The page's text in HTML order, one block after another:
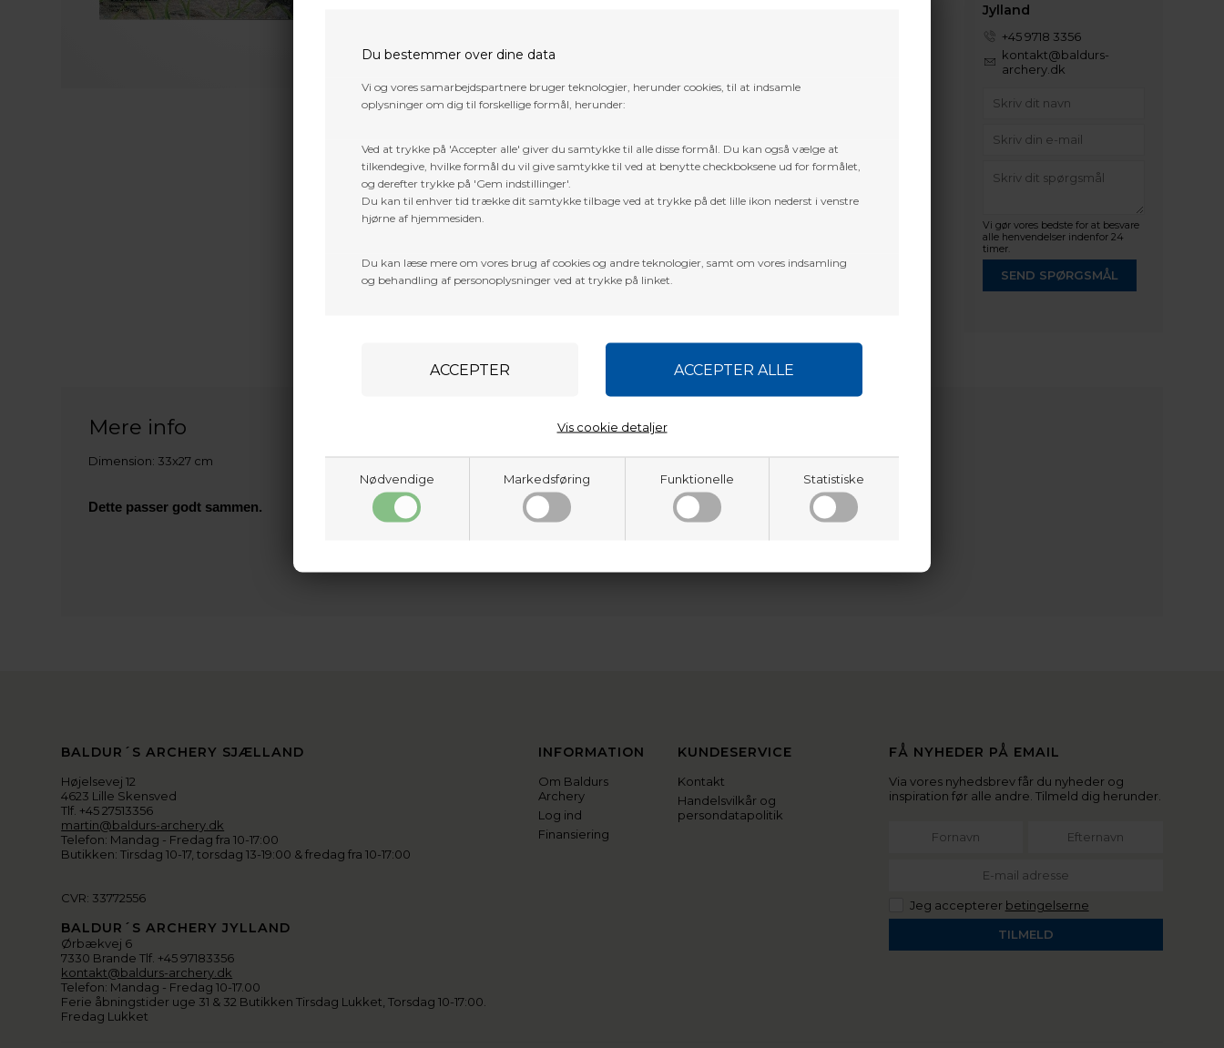
Du bestemmer over dine data
Vi og vores samarbejdspartnere bruger teknologier, herunder cookies, til at indsamle
oplysninger om dig til forskellige formål, herunder:
Ved at trykke på 'Accepter alle' giver du samtykke til alle disse formål. Du kan også vælge at
tilkendegive, hvilke formål du vil give samtykke til ved at benytte checkboksene ud for formålet,
og derefter trykke på 'Gem indstillinger'.
Du kan til enhver tid trække dit samtykke tilbage ved at trykke på det lille ikon nederst i venstre
hjørne af hjemmesiden.
Du kan læse mere om vores brug af cookies og andre teknologier, samt om vores indsamling
og behandling af personoplysninger ved at trykke på linket.
Nødvendige Markedsføring Funktionelle Statistiske
Vis cookie detaljer
Jylland
+45 9718 3356
kontakt@baldurs-
archery.dk
Vi gør vores bedste for at besvare
alle henvendelser indenfor 24
timer.
SEND SPØRGSMÅL
Mere info
Dimension: 33x27 cm
Dette passer godt sammen.
BALDUR´S ARCHERY SJÆLLAND
Højelsevej 12
4623 Lille Skensved
Tlf. +45 27513356
martin@baldurs-archery.dk
Telefon: Mandag - Fredag fra 10-17:00
Butikken: Tirsdag 10-17, torsdag 13-19:00 & fredag fra 10-17:00
CVR: 33772556
BALDUR´S ARCHERY JYLLAND
Ørbækvej 6
7330 Brande Tlf. +45 97183356
kontakt@baldurs-archery.dk
Telefon: Mandag - Fredag 10-17.00
Ferie åbningstider uge 31 & 32 Butikken Tirsdag Lukket, Torsdag 10-17:00.
Fredag Lukket
INFORMATION
Om Baldurs
Archery
Log ind
Finansiering
KUNDESERVICE
Kontakt
Handelsvilkår og
persondatapolitik
FÅ NYHEDER PÅ EMAIL
Via vores nyhedsbrev får du nyheder og
inspiration før alle andre. Tilmeld dig herunder.
Jeg accepterer betingelserne